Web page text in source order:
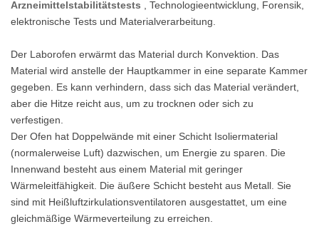
Arzneimittelstabilitätstests
, Technologieentwicklung, Forensik,
elektronische Tests und Materialverarbeitung.
Der Laborofen erwärmt das Material durch Konvektion. Das
Material wird anstelle der Hauptkammer in eine separate Kammer
gegeben. Es kann verhindern, dass sich das Material verändert,
aber die Hitze reicht aus, um zu trocknen oder sich zu
verfestigen.
Der Ofen hat Doppelwände mit einer Schicht Isoliermaterial
(normalerweise Luft) dazwischen, um Energie zu sparen. Die
Innenwand besteht aus einem Material mit geringer
Wärmeleitfähigkeit. Die äußere Schicht besteht aus Metall. Sie
sind mit Heißluftzirkulationsventilatoren ausgestattet, um eine
gleichmäßige Wärmeverteilung zu erreichen.